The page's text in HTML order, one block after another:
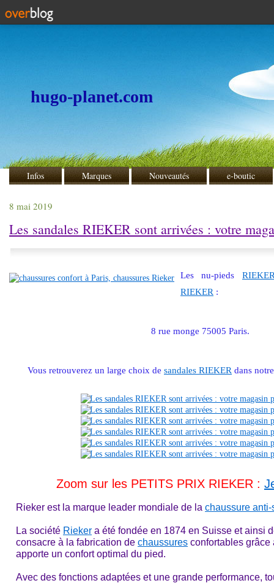
hugo-planet.com
Infos Marques Nouveautés e-boutic
8 mai 2019
Les sandales RIEKER sont arrivées : votre
Les nu-pieds
RIEKER :
8 rue monge 75005 Paris.
Vous retrouverez un large choix de sandales RIEKER dans
Zoom sur les PETITS PRIX RIEKER :
Rieker est la marque leader mondiale de la chaussure anti-
La société Rieker a été fondée en 1874 en Suisse et ainsi
consacre à la fabrication de chaussures confortables
apporte un confort optimal du pied.
Avec des fonctions adaptées et une grande performance,